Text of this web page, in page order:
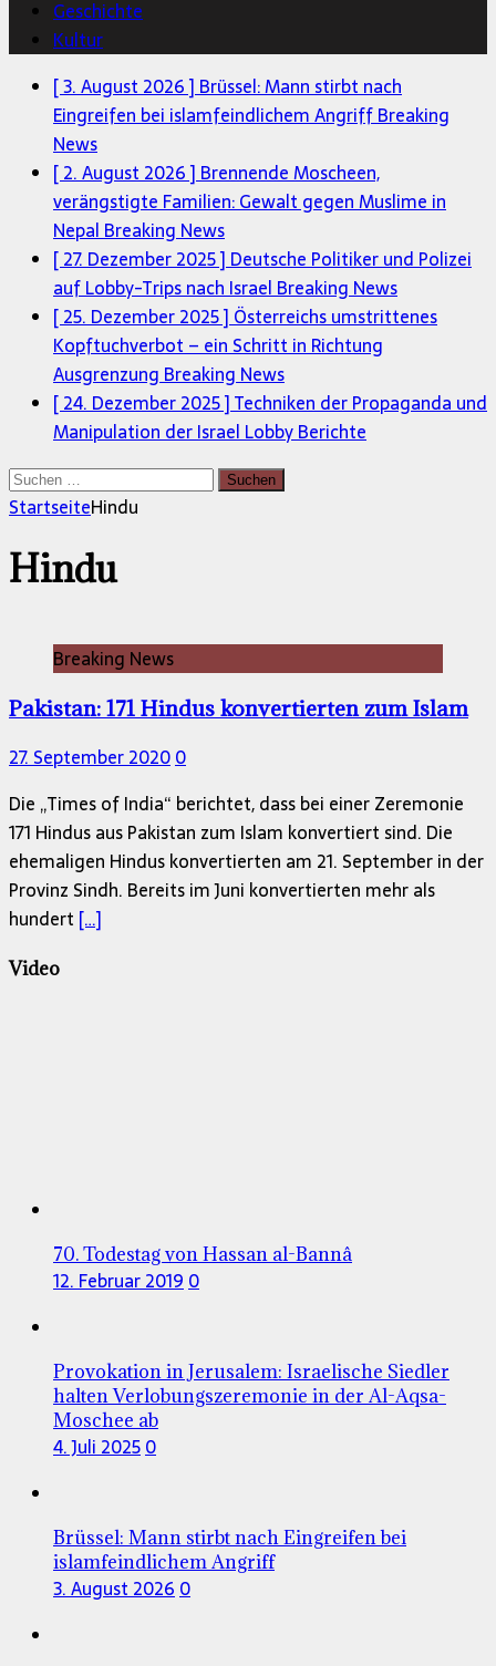
Geschichte
Kultur
[ 3. August 2026 ] Brüssel: Mann stirbt nach
Eingreifen bei islamfeindlichem AngriffBreaking
News
[ 2. August 2026 ] Brennende Moscheen,
verängstigte Familien: Gewalt gegen Muslime in
Nepal Breaking News
[ 27. Dezember 2025 ] Deutsche Politiker und Polizei
auf Lobby-Trips nach Israel Breaking News
[ 25. Dezember 2025 ] Österreichs umstrittenes
Kopftuchverbot – ein Schritt in Richtung
Ausgrenzung Breaking News
[ 24. Dezember 2025 ]Techniken der Propaganda und
Manipulation der Israel LobbyBerichte
Suchen
nach:
StartseiteHindu
Hindu
Breaking News
Pakistan: 171 Hindus konvertierten zum Islam
27. September 20200
Die „Times of India“ berichtet, dass bei einer Zeremonie
171 Hindus aus Pakistan zum Islam konvertiert sind. Die
ehemaligen Hindus konvertierten am 21. September in der
Provinz Sindh. Bereits im Juni konvertierten mehr als
hundert […]
Video
70. Todestag von Hassan al-Bannâ
12. Februar 20190
Provokation in Jerusalem: Israelische Siedler
halten Verlobungszeremonie in der Al-Aqsa-
Moschee ab
4. Juli 20250
Brüssel: Mann stirbt nach Eingreifen bei
islamfeindlichem Angriff
3. August 20260